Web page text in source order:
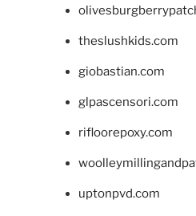
theslushkids.com
giobastian.com
glpascensori.com
rifloorepoxy.com
uptonpvd.com